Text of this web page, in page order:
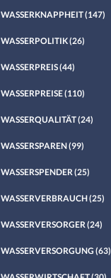
WASSERKNAPPHEIT(147)
WASSERPOLITIK(26)
WASSERPREIS(44)
WASSERPREISE(110)
WASSERQUALITÄT(24)
WASSERSPAREN(99)
WASSERSPENDER (25)
WASSERVERBRAUCH(25)
WASSERVERSORGER (24)
WASSERVERSORGUNG (63)